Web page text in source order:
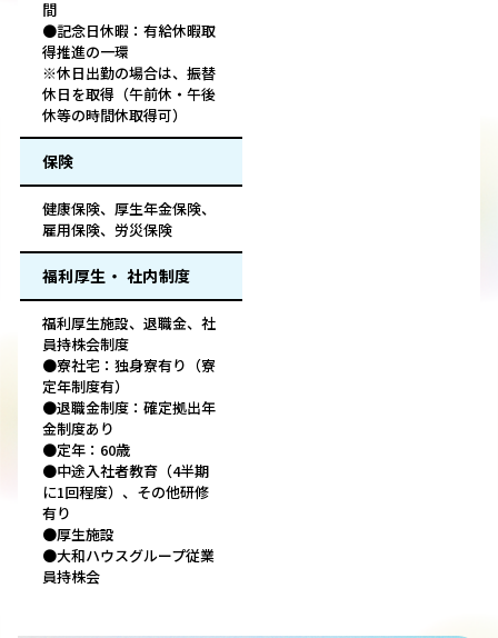
間
●記念日休暇：有給休暇取
得推進の一環
※休日出勤の場合は、振替
休日を取得（午前休・午後
休等の時間休取得可）
保険
健康保険、厚生年金保険、
雇用保険、労災保険
福利厚生・ 社内制度
福利厚生施設、退職金、社
員持株会制度
●寮社宅：独身寮有り（寮
定年制度有）
●退職金制度：確定拠出年
金制度あり
●定年：60歳
●中途入社者教育（4半期
に1回程度）、その他研修
有り
●厚生施設
●大和ハウスグループ従業
員持株会